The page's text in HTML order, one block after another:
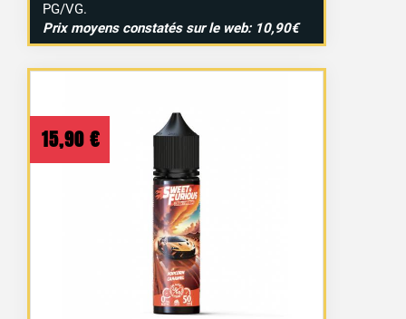
PG/VG.
Prix moyens constatés sur le web: 10,90€
15,90 €